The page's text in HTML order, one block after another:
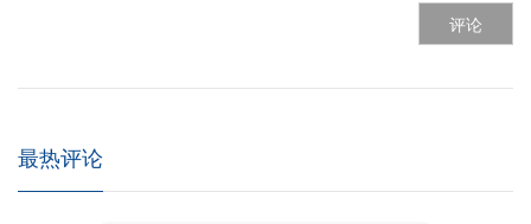
评论
最热评论